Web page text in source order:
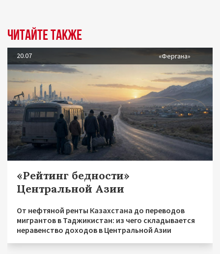
Читайте также
20.07 «Фергана»
«Рейтинг бедности»
Центральной Азии
От нефтяной ренты Казахстана до переводов
мигрантов в Таджикистан: из чего складывается
неравенство доходов в Центральной Азии